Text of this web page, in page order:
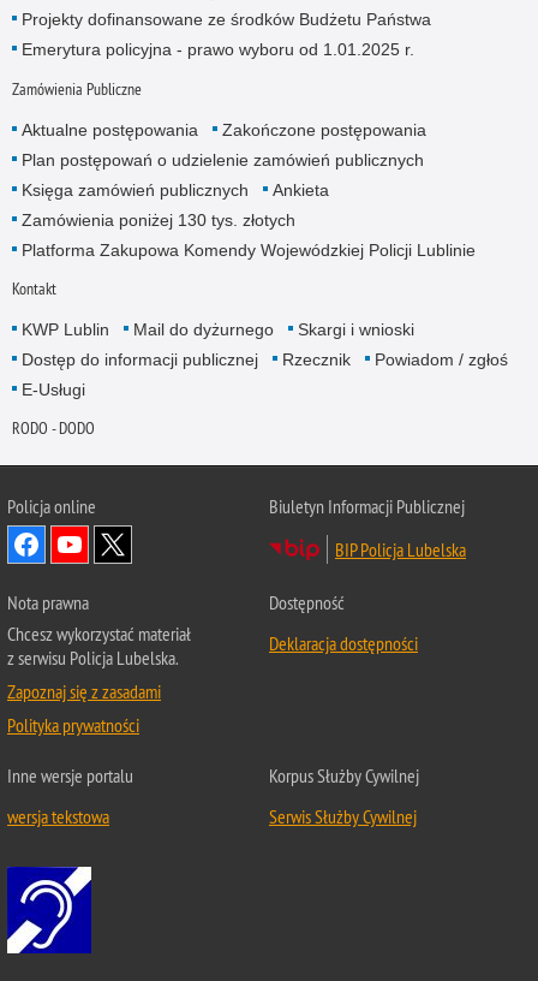
Projekty dofinansowane ze środków Budżetu Państwa
Emerytura policyjna - prawo wyboru od 1.01.2025 r.
Zamówienia Publiczne
Aktualne postępowania
Zakończone postępowania
Plan postępowań o udzielenie zamówień publicznych
Księga zamówień publicznych
Ankieta
Zamówienia poniżej 130 tys. złotych
Platforma Zakupowa Komendy Wojewódzkiej Policji Lublinie
Kontakt
KWP Lublin Mail do dyżurnego
Skargi i wnioski
Dostęp do informacji publicznej
Rzecznik
Powiadom / zgłoś
E-Usługi
RODO - DODO
Policja online
Biuletyn Informacji Publicznej
BIP Policja Lubelska
Nota prawna
Chcesz wykorzystać materiał
z serwisu Policja Lubelska.
Zapoznaj się z zasadami
Polityka prywatności
Dostępność
Deklaracja dostępności
Inne wersje portalu
wersja tekstowa
Korpus Służby Cywilnej
Serwis Służby Cywilnej